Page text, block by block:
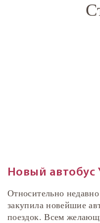
Новый автобус
Относительно
закупила новейшие
поездок. Всем